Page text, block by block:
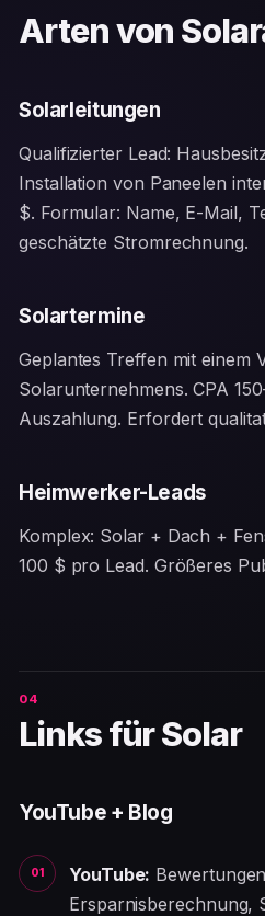
Arten von
Solarleitungen
Qualifizierter Lead:
Installation von Paneelen
$. Formular: Name, E-Mail,
geschätzte Stromrechnung.
Solartermine
Geplantes Treffen mit einem
Solarunternehmens. CPA
Auszahlung. Erfordert
Heimwerker-Leads
Komplex: Solar + Dach +
100 $ pro Lead. Größeres
Links für Solar
YouTube + Blog
YouTube:
Ersparnisberechnung,